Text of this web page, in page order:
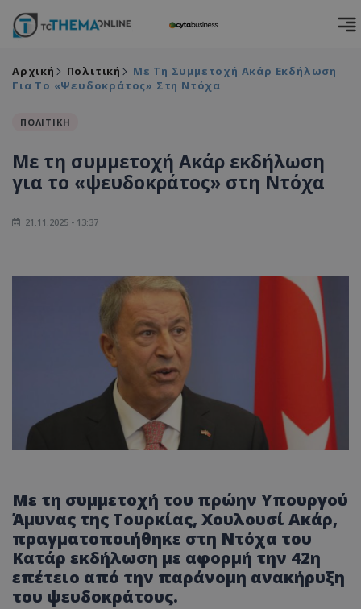
Αρχική Πολιτική
Με Τη Συμμετοχή Ακάρ Εκδήλωση
Για Το «ψευδοκράτος» Στη Ντόχα
ΠΟΛΙΤΙΚΗ
Με τη συμμετοχή Ακάρ εκδήλωση
για το «ψευδοκράτος» στη Ντόχα
21.11.2025 - 13:37
Με τη συμμετοχή του πρώην Υπουργού
Άμυνας της Τουρκίας, Χουλουσί Ακάρ,
πραγματοποιήθηκε στη Ντόχα του
Κατάρ εκδήλωση με αφορμή την 42η
επέτειο από την παράνομη ανακήρυξη
του ψευδοκράτους.